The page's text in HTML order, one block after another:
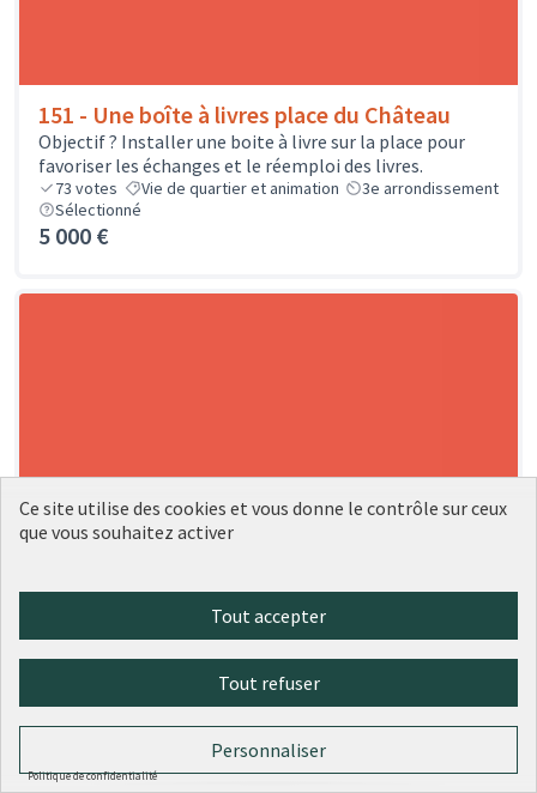
151 - Une boîte à livres place du Château
Objectif ? Installer une boite à livre sur la place pour
favoriser les échanges et le réemploi des livres.
73 votes Vie de quartier et animation
3e arrondissement
Sélectionné
5 000 €
Ce site utilise des cookies et vous donne le contrôle sur ceux
que vous souhaitez activer
Tout accepter
Tout refuser
Personnaliser
Politique de confidentialité